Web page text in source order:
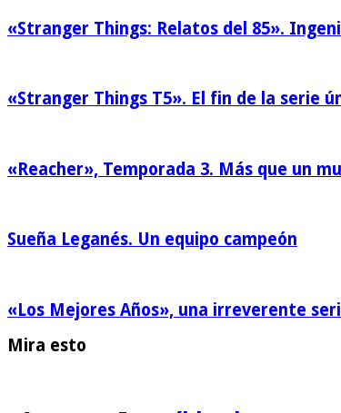
«Stranger Things: Relatos del 85».
«Stranger Things T5». El fin de la serie
«Reacher», Temporada 3. Más que un
Sueña Leganés. Un equipo campeón
«Los Mejores Años», una irreverente
Mira esto